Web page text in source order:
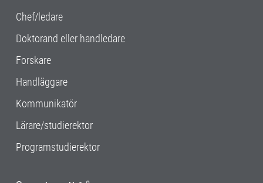
Chef/ledare
Doktorand eller handledare
Forskare
Handläggare
Kommunikatör
Lärare/studierektor
Programstudierektor